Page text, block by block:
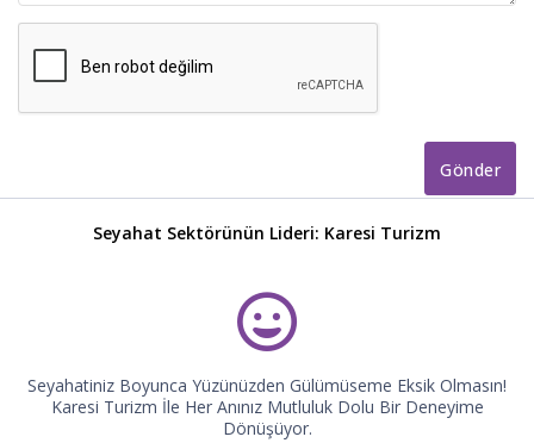
Gönder
Seyahat Sektörünün Lideri: Karesi Turizm
Seyahatiniz Boyunca Yüzünüzden Gülümüseme Eksik Olmasın!
Karesi Turizm İle Her Anınız Mutluluk Dolu Bir Deneyime
Dönüşüyor.